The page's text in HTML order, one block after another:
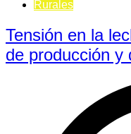
Rurales
Tensión en la
de producción y